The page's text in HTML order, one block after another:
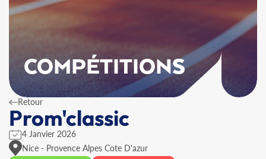
COMPÉTITIONS
Retour
Prom'classic
4 Janvier 2026
Nice - Provence Alpes Cote D'azur